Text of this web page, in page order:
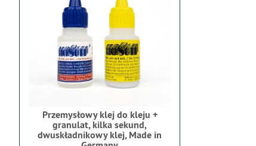
Przemysłowy klej do kleju +
granulat, kilka sekund,
dwuskładnikowy klej, Made in